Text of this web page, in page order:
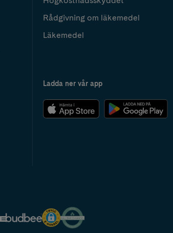
Rådgivning om läkemedel
Läkemedel
Ladda ner vår app